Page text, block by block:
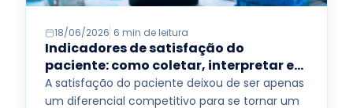
18/06/2026 6 min de leitura
Indicadores de satisfação do
paciente: como coletar, interpretar e
agir sobre os dados
A satisfação do paciente deixou de ser apenas
um diferencial competitivo para se tornar um